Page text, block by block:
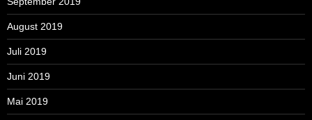
August 2019
Juli 2019
Juni 2019
Mai 2019